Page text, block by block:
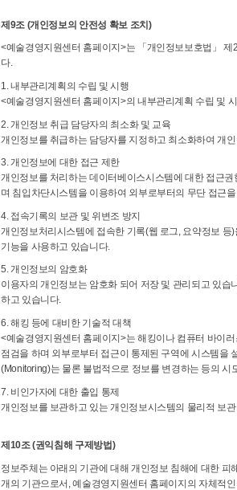
제9조 (개인정보의 안전성 확보 조치)
<예술경영지원센터 홈페이지>는 「개인정보보호법」
다.
1. 내부관리계획의 수립 및 시행
<예술경영지원센터 홈페이지>의 내부관리계획 수립 및
2. 개인정보 취급 담당자의 최소화 및 교육
개인정보를 취급하는 담당자를 지정하고 최소화하여 개
3. 개인정보에 대한 접근 제한
개인정보를 처리하는 데이터베이스시스템에 대한 접근
며 침입차단시스템을 이용하여 외부로부터의 무단 접근
4. 접속기록의 보관 및 위변조 방지
개인정보처리시스템에 접속한 기록(웹 로그, 요약정보
기능을 사용하고 있습니다.
5. 개인정보의 암호화
이용자의 개인정보는 암호화 되어 저장 및 관리되고 있
하고 있습니다.
6. 해킹 등에 대비한 기술적 대책
<예술경영지원센터 홈페이지>는 해킹이나 컴퓨터 바이
점검을 하며 외부로부터 접근이 통제된 구역에 시스템을
(Monitoring)는 물론 불법적으로 정보를 변경하는 등의 시
7. 비인가자에 대한 출입 통제
개인정보를 보관하고 있는 개인정보시스템의 물리적 보
제10조 (권익침해 구제방법)
정보주체는 아래의 기관에 대해 개인정보 침해에 대한
개의 기관으로서, 예술경영지원센터 홈페이지의 자체적